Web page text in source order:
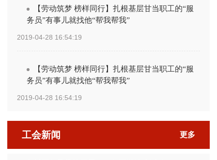
【劳动筑梦 榜样同行】扎根基层甘当职工的“服
务员”有事儿就找他“帮我帮我”
2019-04-28 16:54:19
【劳动筑梦 榜样同行】扎根基层甘当职工的“服
务员”有事儿就找他“帮我帮我”
2019-04-28 16:54:19
工会新闻 更多